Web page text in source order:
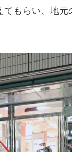
もらい、地元